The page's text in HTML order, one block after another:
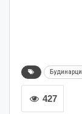
Будинарци
427